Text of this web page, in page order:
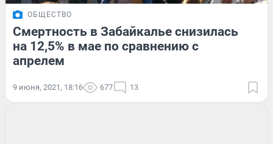
ОБЩЕСТВО
Смертность в Забайкалье снизилась
на 12,5% в мае по сравнению с
апрелем
9 июня, 2021, 18:16 677 13